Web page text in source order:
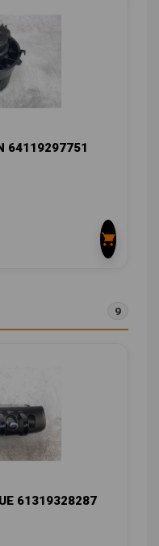
64119297751
9
61319328287